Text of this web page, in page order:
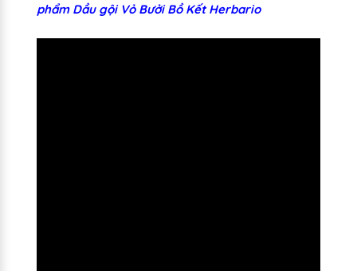
phẩm Dầu gội Vỏ Bưởi Bồ Kết Herbario